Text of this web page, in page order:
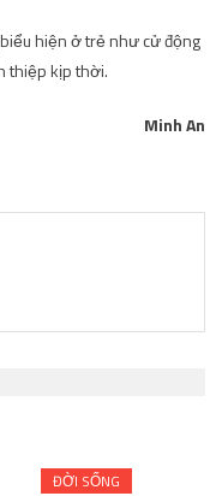
hiện ở trẻ như cử động
thiệp kịp thời.
Minh An
ĐỜI SỐNG